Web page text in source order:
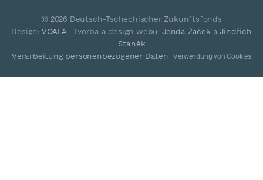
© 2026 Deutsch-Tschechischer Zukunftsfonds
Design: VOALA | Tvorba a design webu: Jenda Žáček aJindřich
Staněk
Verarbeitung personenbezogener Daten
Verwendung von Cookies